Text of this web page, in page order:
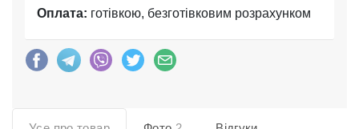
Оплата: готівкою, безготівковим розрахунком